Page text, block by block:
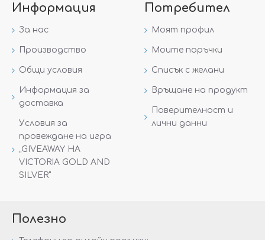
Информация
За нас
Производство
Общи условия
Информация за
доставка
Условия за
провеждане на игра
„GIVEAWAY НА
VICTORIA GOLD AND
SILVER“
Потребител
Моят профил
Моите поръчки
Списък с желани
Връщане на продукт
Поверителност и
лични данни
Полезно